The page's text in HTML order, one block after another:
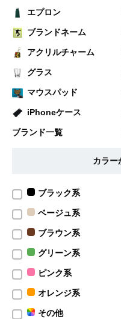
エプロン
ブランドネーム
アクリルチャーム
グラス
マウスパッド
iPhoneケース
ブランド一覧
カラー
ブラック系
ベージュ系
ブラウン系
グリーン系
ピンク系
オレンジ系
その他